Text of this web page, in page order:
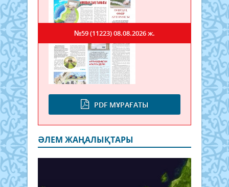
PDF МҰРАҒАТЫ
№59 (11223)08.08.2026 ж.
ӘЛЕМ ЖАҢАЛЫҚТАРЫ